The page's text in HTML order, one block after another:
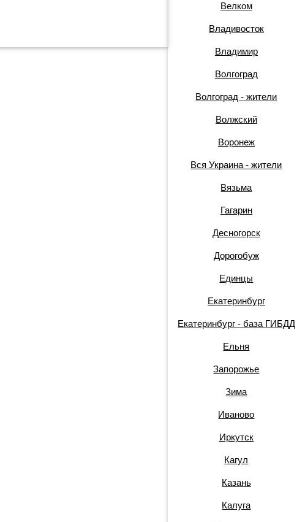
Велком
Владивосток
Владимир
Волгоград
Волгоград - жители
Волжский
Воронеж
Вся Украина - жители
Вязьма
Гагарин
Десногорск
Дорогобуж
Единцы
Екатеринбург
Екатеринбург - база ГИБДД
Ельня
Запорожье
Зима
Иваново
Иркутск
Кагул
Казань
Калуга